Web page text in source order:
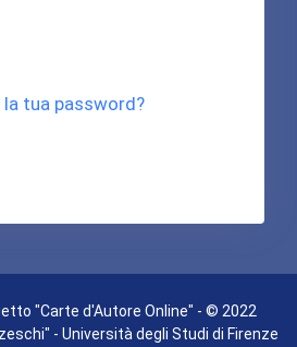
tua password?
"Carte d'Autore Online" - © 2022
- Università degli Studi di Firenze